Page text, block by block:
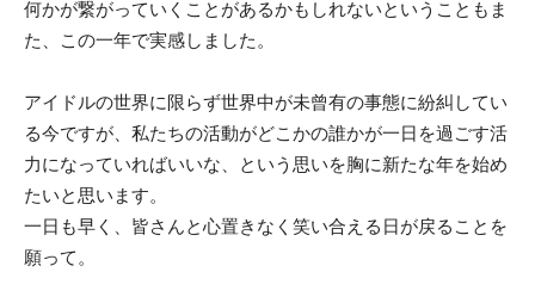
何かが繋がっていくことがあるかもしれないということもま
た、この一年で実感しました。
アイドルの世界に限らず世界中が未曾有の事態に紛糾してい
る今ですが、私たちの活動がどこかの誰かが一日を過ごす活
力になっていればいいな、という思いを胸に新たな年を始め
たいと思います。
一日も早く、皆さんと心置きなく笑い合える日が戻ることを
願って。